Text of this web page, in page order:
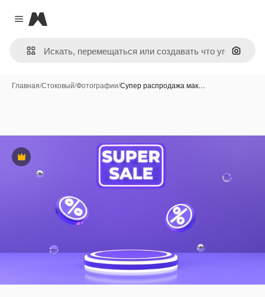
Close menu
Magnific
Поиск
Главная/Стоковый/Фотографии/Супер распродажа мак…
Премиум